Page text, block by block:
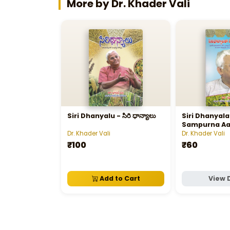
More by Dr. Khader Vali
Siri Dhanyalu - సిరి ధాన్యాలు
Dr. Khader Vali
₹100
Add to Cart
Siri
Sampurna
సిరిధాన్యాలతో
Dr. Khader Vali
₹60
View